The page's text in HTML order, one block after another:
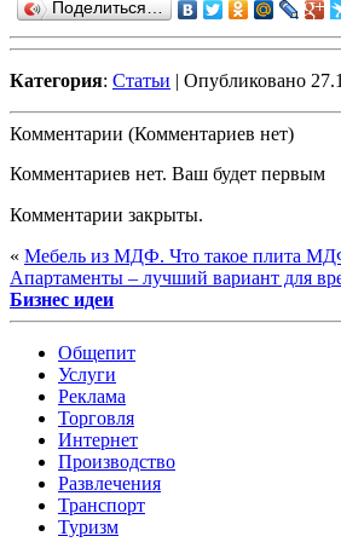
Поделиться…
Категория: Статьи | Опубликовано
Комментарии (Комментариев нет)
Комментариев нет. Ваш будет первым
Комментарии закрыты.
« Мебель из МДФ. Что такое плита
Апартаменты – лучший вариант для
Бизнес идеи
Общепит
Услуги
Реклама
Торговля
Интернет
Производство
Развлечения
Транспорт
Туризм